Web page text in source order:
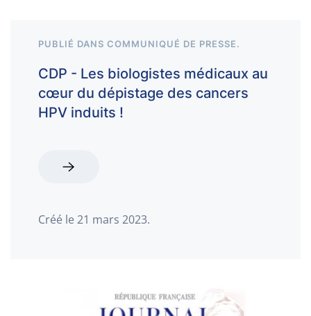
PUBLIÉ DANS COMMUNIQUÉ DE PRESSE.
CDP - Les biologistes médicaux au
cœur du dépistage des cancers
HPV induits !
Créé le 21 mars 2023.